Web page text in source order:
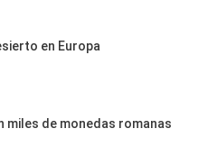
en Europa
miles de monedas romanas